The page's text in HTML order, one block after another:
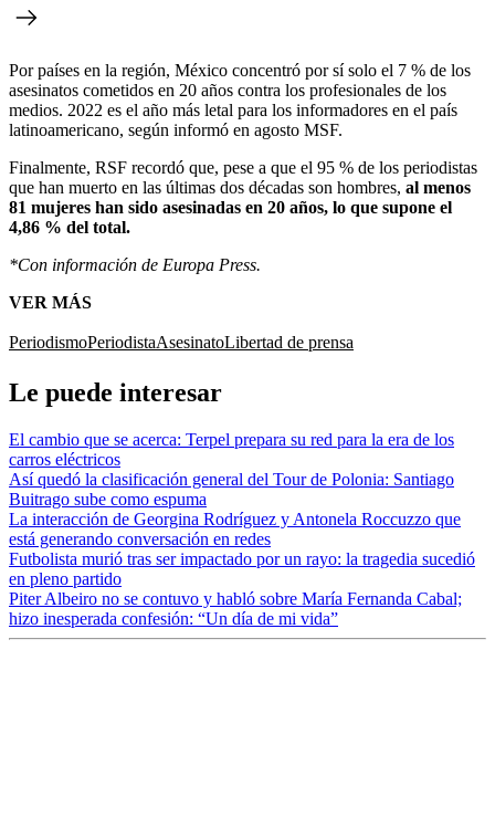
Por países en la región, México concentró por sí solo el 7 % de los
asesinatos cometidos en 20 años contra los profesionales de los
medios. 2022 es el año más letal para los informadores en el país
latinoamericano, según informó en agosto MSF.
Finalmente, RSF recordó que, pese a que el 95 % de los periodistas
que han muerto en las últimas dos décadas son hombres, al menos
81 mujeres han sido asesinadas en 20 años, lo que supone el
4,86 % del total.
*Con información de Europa Press.
VER MÁS
PeriodismoPeriodistaAsesinatoLibertad de prensa
Le puede interesar
El cambio que se acerca: Terpel prepara su red para la era de los
carros eléctricos
Así quedó la clasificación general del Tour de Polonia: Santiago
Buitrago sube como espuma
La interacción de Georgina Rodríguez y Antonela Roccuzzo que
está generando conversación en redes
Futbolista murió tras ser impactado por un rayo: la tragedia sucedió
en pleno partido
Piter Albeiro no se contuvo y habló sobre María Fernanda Cabal;
hizo inesperada confesión: “Un día de mi vida”